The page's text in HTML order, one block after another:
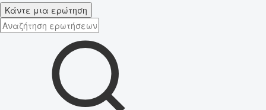
Κάντε μια ερώτηση